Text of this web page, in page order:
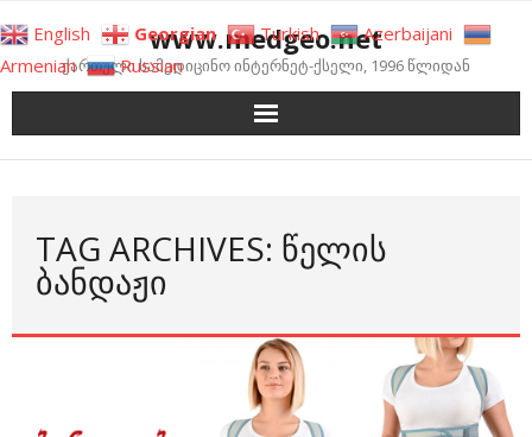
to
content
www.medgeo.net
ქართული სამედიცინო ინტერნეტ-ქსელი, 1996 წლიდან
TAG ARCHIVES: ᲬᲔᲚᲘᲡ
ᲑᲐᲜᲓᲐᲟᲘ
English Georgian Turkish
Azerbaijani
Armenian
Russian